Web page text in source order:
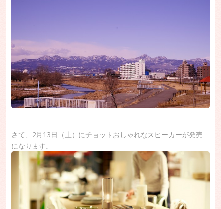
さて、2月13日（土）にチョットおしゃれなスピーカーが発売
になります。